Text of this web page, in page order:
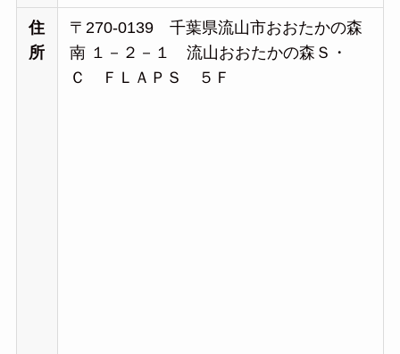
住
所
〒270-0139 千葉県流山市おおたかの森
南 １－２－１ 流山おおたかの森Ｓ・
Ｃ ＦＬＡＰＳ ５Ｆ